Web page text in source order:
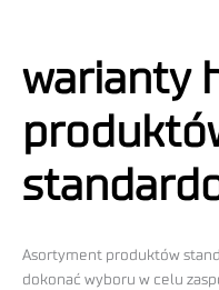
warianty
Asortyment produktów
dokonać wyboru w celu